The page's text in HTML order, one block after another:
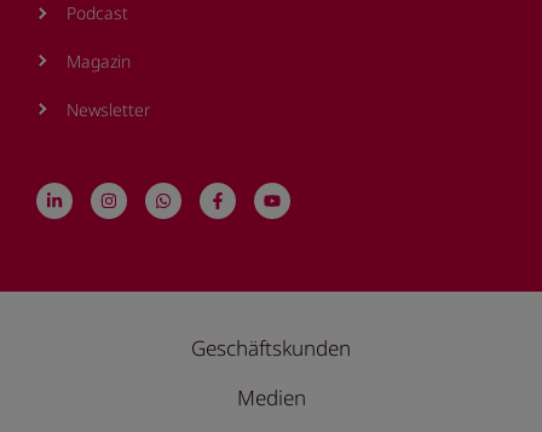
Podcast
Magazin
Newsletter
Geschäftskunden
Medien